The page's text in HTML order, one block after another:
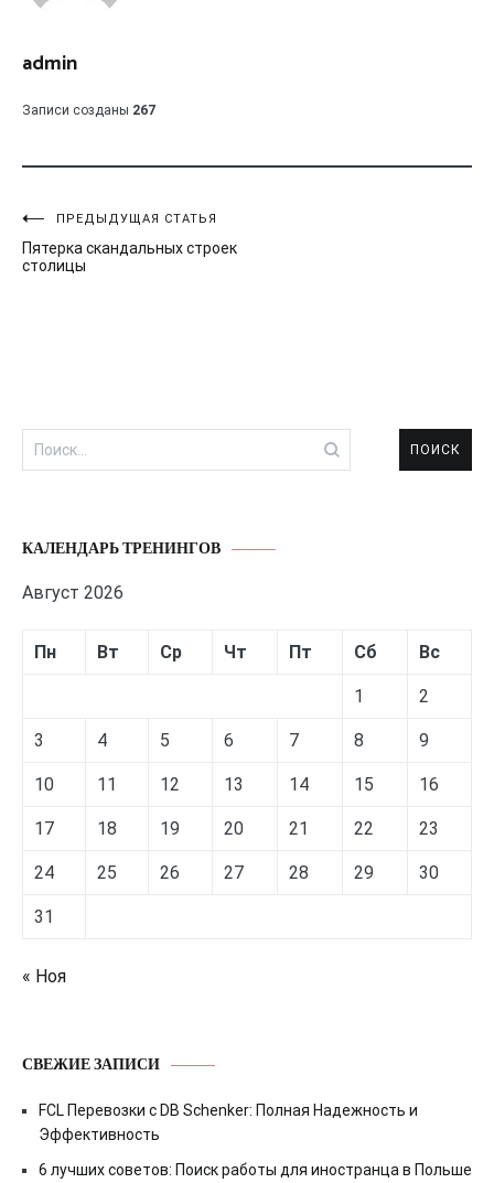
admin
Записи созданы 267
Навигация
по
ПРЕДЫДУЩАЯ СТАТЬЯ
Пятерка скандальных строек
столицы
Найти:
КАЛЕНДАРЬ ТРЕНИНГОВ
Август 2026
Пн Вт Ср Чт Пт Сб Вс
1 2
3 4 5 6 7 8 9
10 11 12 13 14 15 16
17 18 19 20 21 22 23
24 25 26 27 28 29 30
31
« Ноя
СВЕЖИЕ ЗАПИСИ
FCL Перевозки с DB Schenker: Полная Надежность и
Эффективность
6 лучших советов: Поиск работы для иностранца в Польше